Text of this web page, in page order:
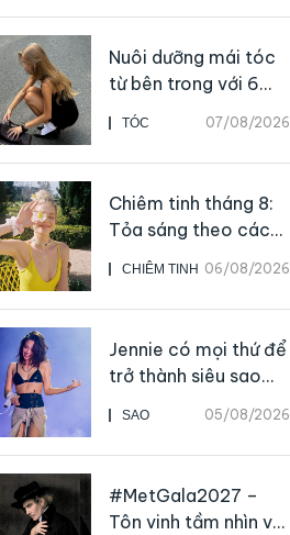
TÓC 07/08/2026
Nuôi dưỡng mái tóc
từ bên trong với 6
thực phẩm giàu
dưỡng chất
CHIÊM TINH 06/08/2026
Chiêm tinh tháng 8:
Tỏa sáng theo cách
của chính mình
SAO 05/08/2026
Jennie có mọi thứ để
trở thành siêu sao
live
#MetGala2027 –
Tôn vinh tầm nhìn và